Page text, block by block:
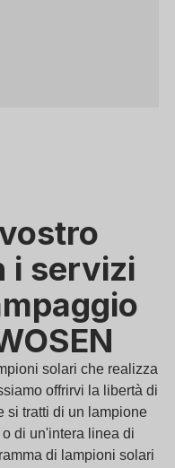
i servizi
solari che realizza
offrirvi la libertà di
si tratti di un lampione
di un'intera linea di
di lampioni solari